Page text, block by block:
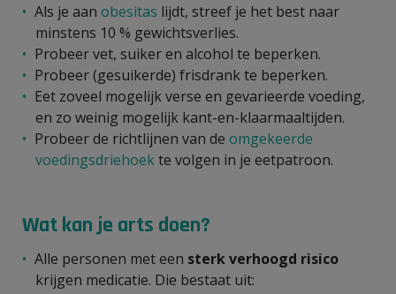
Als je aan obesitas lijdt, streef je het best naar
minstens 10 % gewichtsverlies.
Probeer vet, suiker en alcohol te beperken.
Probeer (gesuikerde) frisdrank te beperken.
Eet zoveel mogelijk verse en gevarieerde voeding,
en zo weinig mogelijk kant-en-klaarmaaltijden.
Probeer de richtlijnen van de omgekeerde
voedingsdriehoekte volgen in je eetpatroon.
Wat kan je arts doen?
Alle personen met een sterk verhoogd risico
krijgen medicatie. Die bestaat uit: